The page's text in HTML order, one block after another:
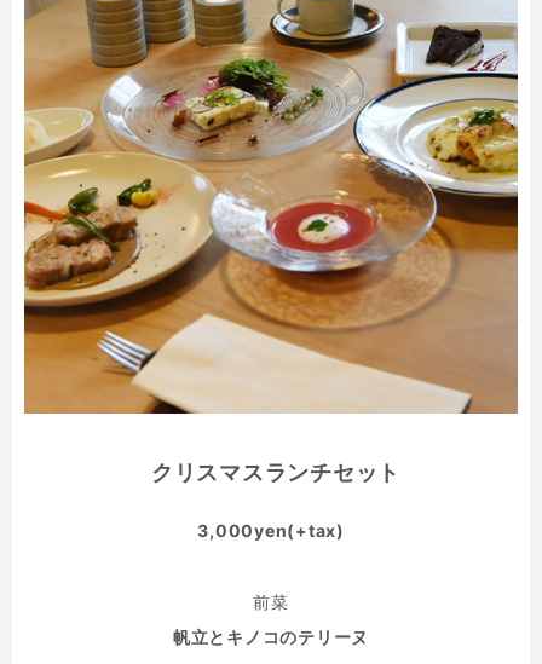
クリスマスランチセット
3,000yen(+tax)
前菜
帆立とキノコのテリーヌ